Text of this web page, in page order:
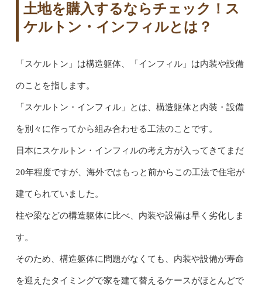
土地を購入するならチェック！ス
ケルトン・インフィルとは？
「スケルトン」は構造躯体、「インフィル」は内装や設備
のことを指します。
「スケルトン・インフィル」とは、構造躯体と内装・設備
を別々に作ってから組み合わせる工法のことです。
日本にスケルトン・インフィルの考え方が入ってきてまだ
20年程度ですが、海外ではもっと前からこの工法で住宅が
建てられていました。
柱や梁などの構造躯体に比べ、内装や設備は早く劣化しま
す。
そのため、構造躯体に問題がなくても、内装や設備が寿命
を迎えたタイミングで家を建て替えるケースがほとんどで